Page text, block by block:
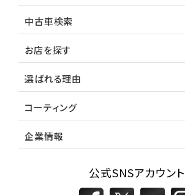
中古車検索
お店を探す
選ばれる理由
コーティング
企業情報
公式SNSアカウント